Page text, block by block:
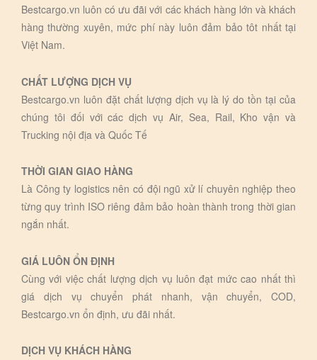
Bestcargo.vn luôn có ưu đãi với các khách hàng lớn và khách
hàng thường xuyên, mức phí này luôn đảm bảo tôt nhất tại
Việt Nam.
CHẤT LƯỢNG DỊCH VỤ
Bestcargo.vn luôn đặt chất lượng dịch vụ là lý do tồn tại của
chúng tôi đối với các dịch vụ Air, Sea, Rail, Kho vận và
Trucking nội địa và Quốc Tế
THỜI GIAN GIAO HÀNG
Là Công ty logistics nên có đội ngũ xử lí chuyên nghiệp theo
từng quy trình ISO riêng đảm bảo hoàn thành trong thời gian
ngắn nhất.
GIÁ LUÔN ỔN ĐỊNH
Cùng với việc chất lượng dịch vụ luôn đạt mức cao nhất thì
giá dịch vụ chuyển phát nhanh, vận chuyển, COD,
Bestcargo.vn ổn định, ưu đãi nhất.
DỊCH VỤ KHÁCH HÀNG